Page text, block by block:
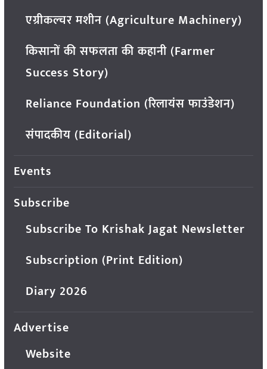
एग्रीकल्चर मशीन (Agriculture Machinery)
किसानों की सफलता की कहानी (Farmer
Success Story)
Reliance Foundation (रिलायंस फाउंडेशन)
संपादकीय (Editorial)
Events
Subscribe
Subscribe To Krishak Jagat Newsletter
Subscription (Print Edition)
Diary 2026
Advertise
Website